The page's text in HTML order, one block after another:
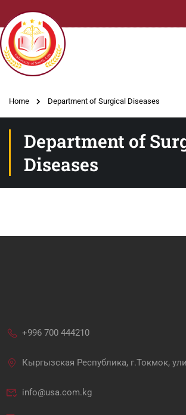
Home Department of Surgical Diseases
Department of
Diseases
+996 700 444210
Кыргызская Республика, г.Токмок,
info@usa.com.kg